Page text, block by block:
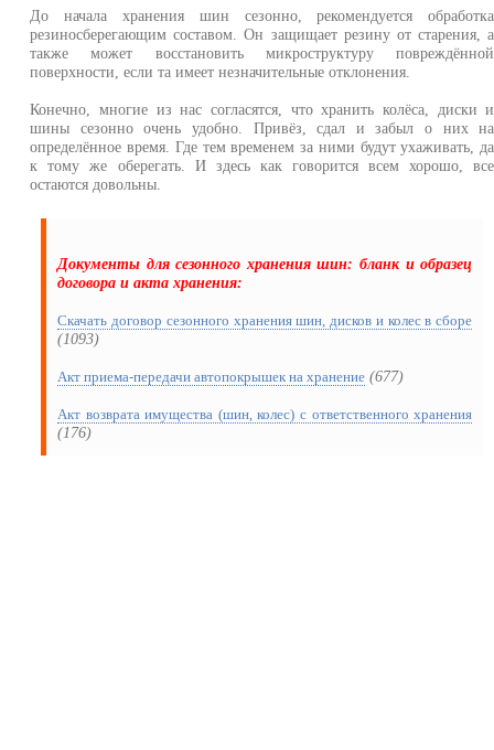
До начала хранения шин сезонно, рекомендуется обработка
резиносберегающим составом. Он защищает резину от старения, а
также может восстановить микроструктуру повреждённой
поверхности, если та имеет незначительные отклонения.
Конечно, многие из нас согласятся, что хранить колёса, диски и
шины сезонно очень удобно. Привёз, сдал и забыл о них на
определённое время. Где тем временем за ними будут ухаживать, да
к тому же оберегать. И здесь как говорится всем хорошо, все
остаются довольны.
Документы для сезонного хранения шин: бланк и образец
договора и акта хранения:
Скачать договор сезонного хранения шин, дисков и колес в сборе
(1093)
Акт приема-передачи автопокрышек на хранение (677)
Акт возврата имущества (шин, колес) с ответственного хранения
(176)